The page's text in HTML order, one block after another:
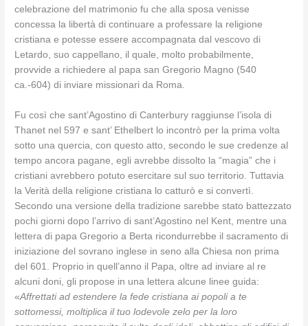
celebrazione del matrimonio fu che alla sposa venisse
concessa la libertà di continuare a professare la religione
cristiana e potesse essere accompagnata dal vescovo di
Letardo, suo cappellano, il quale, molto probabilmente,
provvide a richiedere al papa san Gregorio Magno (540
ca.-604) di inviare missionari da Roma.
Fu così che sant’Agostino di Canterbury raggiunse l’isola di
Thanet nel 597 e sant’ Ethelbert lo incontrò per la prima volta
sotto una quercia, con questo atto, secondo le sue credenze al
tempo ancora pagane, egli avrebbe dissolto la “magia” che i
cristiani avrebbero potuto esercitare sul suo territorio. Tuttavia
la Verità della religione cristiana lo catturò e si convertì.
Secondo una versione della tradizione sarebbe stato battezzato
pochi giorni dopo l’arrivo di sant’Agostino nel Kent, mentre una
lettera di papa Gregorio a Berta ricondurrebbe il sacramento di
iniziazione del sovrano inglese in seno alla Chiesa non prima
del 601. Proprio in quell’anno il Papa, oltre ad inviare al re
alcuni doni, gli propose in una lettera alcune linee guida:
«Affrettati ad estendere la fede cristiana ai popoli a te
sottomessi, moltiplica il tuo lodevole zelo per la loro